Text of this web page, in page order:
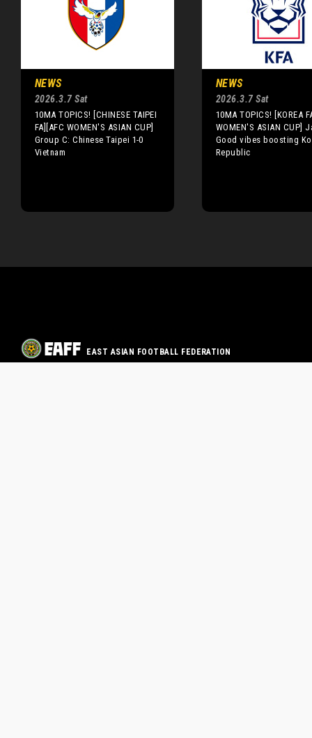
NEWS
2026.3.7 Sat
10MA TOPICS! [CHINESE TAIPEI
FA][AFC WOMEN'S ASIAN CUP]
Group C: Chinese Taipei 1-0
Vietnam
NEWS
2026.3.7 Sat
10MA TOPICS! [KOREA
WOMEN'S ASIAN CUP]
Good vibes boosting
Republic
EAST ASIAN FOOTBALL FEDERATION